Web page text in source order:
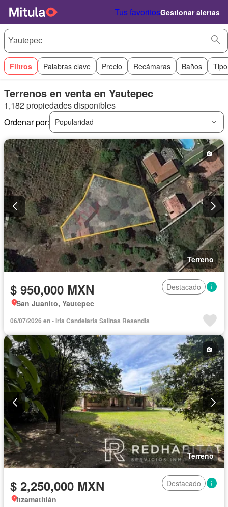
Tus favoritosGestionar alertas
Filtros Palabras clave Precio Recámaras Baños
Terrenos en venta en Yautepec
1,182 propiedades disponibles
Ordenar por:
Popularidad
Terreno
$ 950,000 MXN
Destacado
San Juanito, Yautepec
06/07/2026 en - Iria Candelaria Salinas Resendis
Terreno
$ 2,250,000 MXN
Destacado
Itzamatitlán